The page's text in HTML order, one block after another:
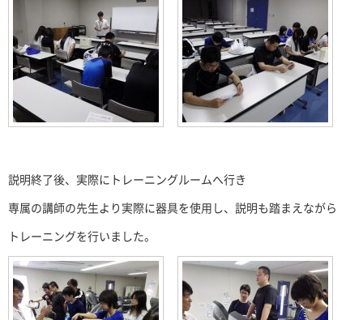
説明終了後、実際にトレーニングルームへ行き
専属の講師の先生より実際に器具を使用し、説明も踏まえながら
トレーニングを行いました。